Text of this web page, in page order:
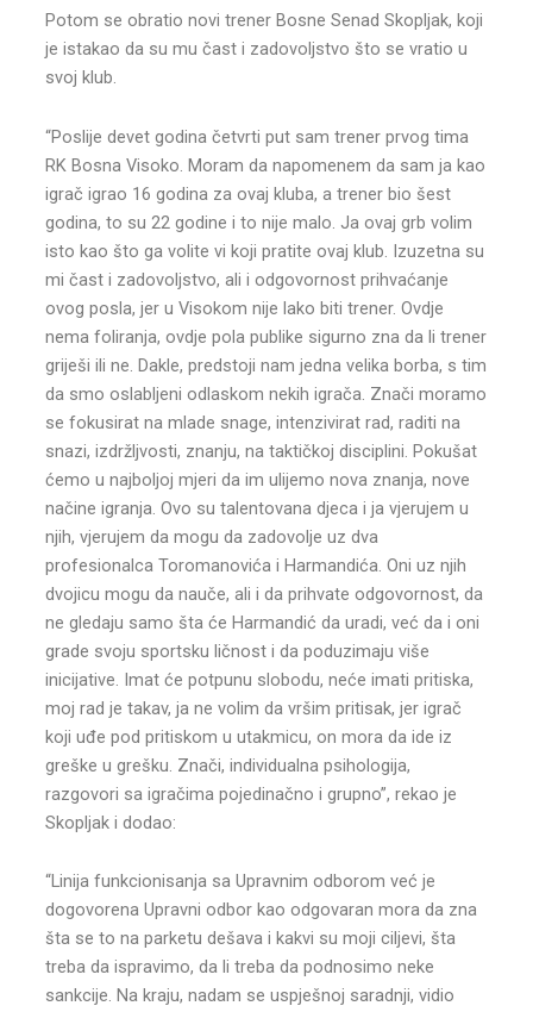
Potom se obratio novi trener Bosne Senad Skopljak, koji
je istakao da su mu čast i zadovoljstvo što se vratio u
svoj klub.
“Poslije devet godina četvrti put sam trener prvog tima
RK Bosna Visoko. Moram da napomenem da sam ja kao
igrač igrao 16 godina za ovaj kluba, a trener bio šest
godina, to su 22 godine i to nije malo. Ja ovaj grb volim
isto kao što ga volite vi koji pratite ovaj klub. Izuzetna su
mi čast i zadovoljstvo, ali i odgovornost prihvaćanje
ovog posla, jer u Visokom nije lako biti trener. Ovdje
nema foliranja, ovdje pola publike sigurno zna da li trener
griješi ili ne. Dakle, predstoji nam jedna velika borba, s tim
da smo oslabljeni odlaskom nekih igrača. Znači moramo
se fokusirat na mlade snage, intenzivirat rad, raditi na
snazi, izdržljvosti, znanju, na taktičkoj disciplini. Pokušat
ćemo u najboljoj mjeri da im ulijemo nova znanja, nove
načine igranja. Ovo su talentovana djeca i ja vjerujem u
njih, vjerujem da mogu da zadovolje uz dva
profesionalca Toromanovića i Harmandića. Oni uz njih
dvojicu mogu da nauče, ali i da prihvate odgovornost, da
ne gledaju samo šta će Harmandić da uradi, već da i oni
grade svoju sportsku ličnost i da poduzimaju više
inicijative. Imat će potpunu slobodu, neće imati pritiska,
moj rad je takav, ja ne volim da vršim pritisak, jer igrač
koji uđe pod pritiskom u utakmicu, on mora da ide iz
greške u grešku. Znači, individualna psihologija,
razgovori sa igračima pojedinačno i grupno”, rekao je
Skopljak i dodao:
“Linija funkcionisanja sa Upravnim odborom već je
dogovorena Upravni odbor kao odgovaran mora da zna
šta se to na parketu dešava i kakvi su moji ciljevi, šta
treba da ispravimo, da li treba da podnosimo neke
sankcije. Na kraju, nadam se uspješnoj saradnji, vidio